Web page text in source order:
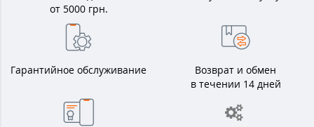
от 5000 грн.
Гарантийное обслуживание
Возврат и обмен
в течении 14 дней